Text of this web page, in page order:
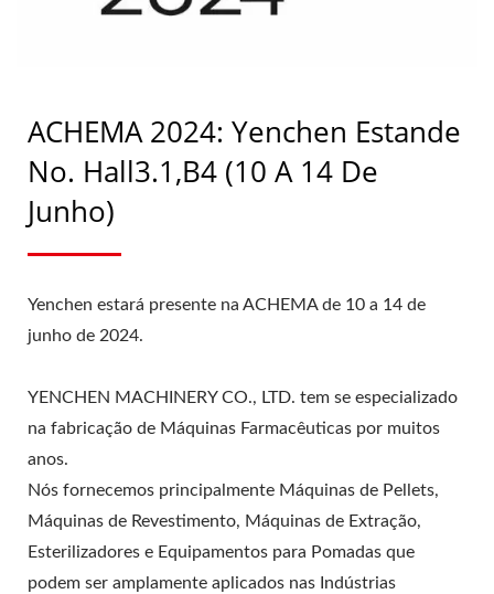
ACHEMA 2024: Yenchen Estande
No. Hall3.1,B4 (10 A 14 De
Junho)
Yenchen estará presente na ACHEMA de 10 a 14 de
junho de 2024.
YENCHEN MACHINERY CO., LTD. tem se especializado
na fabricação de Máquinas Farmacêuticas por muitos
anos.
Nós fornecemos principalmente Máquinas de Pellets,
Máquinas de Revestimento, Máquinas de Extração,
Esterilizadores e Equipamentos para Pomadas que
podem ser amplamente aplicados nas Indústrias